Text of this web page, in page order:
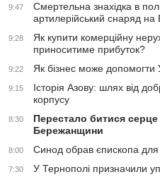
9:47
Смертельна знахідка в
артилерійський снаряд на
9:28
Як купити комерційну
приноситиме прибуток?
9:22 Як бізнес може допомогти
9:15
Історія Азову: шлях від
корпусу
8:30
Перестало битися
Бережанщини
8:00 Синод обрав єпископа для
7:30 У Тернополі призначили